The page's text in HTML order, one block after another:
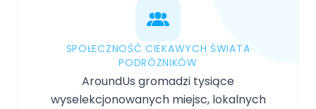
SPOŁECZNOŚĆ CIEKAWYCH ŚWIATA
PODRÓŻNIKÓW
AroundUs gromadzi tysiące
wyselekcjonowanych miejsc, lokalnych